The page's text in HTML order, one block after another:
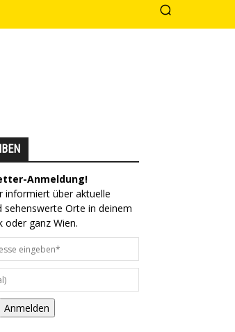
Anmeldung!
informiert über aktuelle
sehenswerte Orte in deinem
oder ganz Wien.
Anmelden